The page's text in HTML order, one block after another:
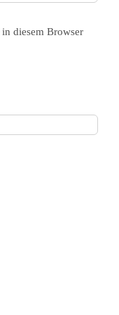
diesem Browser